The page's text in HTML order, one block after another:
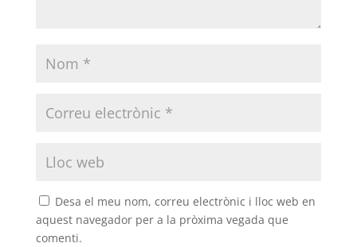
Desa el meu nom, correu electrònic i lloc web en
aquest navegador per a la pròxima vegada que
comenti.